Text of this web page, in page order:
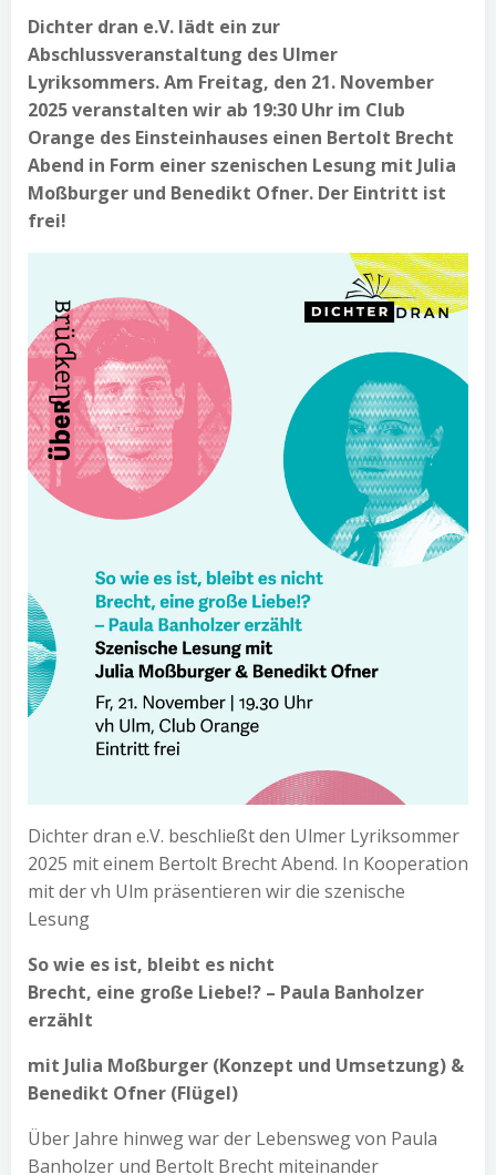
Dichter dran e.V. lädt ein zur
Abschlussveranstaltung des Ulmer
Lyriksommers. Am Freitag, den 21. November
2025 veranstalten wir ab 19:30 Uhr im Club
Orange des Einsteinhauses einen Bertolt Brecht
Abend in Form einer szenischen Lesung mit Julia
Moßburger und Benedikt Ofner. Der Eintritt ist
frei!
Dichter dran e.V. beschließt den Ulmer Lyriksommer
2025 mit einem Bertolt Brecht Abend. In Kooperation
mit der vh Ulm präsentieren wir die szenische
Lesung
So wie es ist, bleibt es nicht
Brecht, eine große Liebe!? – Paula Banholzer
erzählt
mit Julia Moßburger (Konzept und Umsetzung) &
Benedikt Ofner (Flügel)
Über Jahre hinweg war der Lebensweg von Paula
Banholzer und Bertolt Brecht miteinander